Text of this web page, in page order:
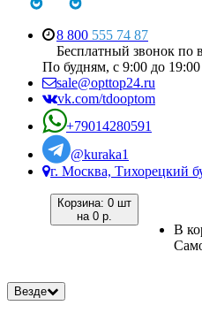
8 800 555 74 87
Бесплатный звонок по
По будням, с 9:00 до 19:00
sale@opttop24.ru
vk.com/tdooptom
+79014280591
@kuraka1
г. Москва, Тихорецкий
Корзина: 0 шт
на 0 р.
В
Везде